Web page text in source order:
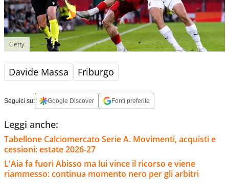
Getty
Davide Massa Friburgo
Seguici su: Google Discover Fonti preferite
Leggi anche:
Tabellone Calciomercato Serie A. Movimenti, acquisti e
cessioni: estate 2026-27
L'Aia fa fuori Abisso ma lui vince il ricorso e viene
riammesso: continua momento nero per gli arbitri